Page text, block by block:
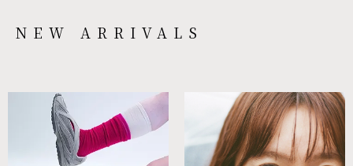
NEW ARRIVALS